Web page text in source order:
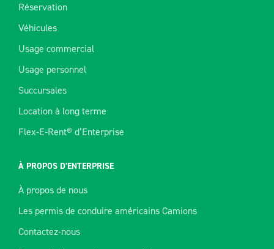
Réservation
Véhicules
Usage commercial
Usage personnel
Succursales
Location à long terme
Flex-E-Rent® d’Enterprise
À PROPOS D’ENTERPRISE
À propos de nous
Les permis de conduire américains Camions
Contactez-nous